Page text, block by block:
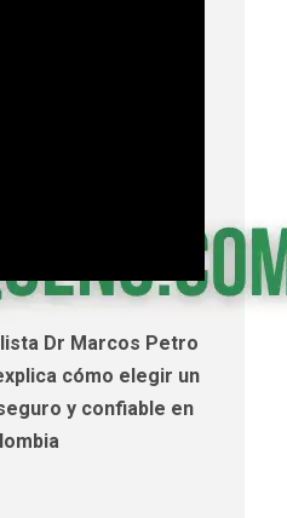
Dr Marcos Petro
cómo elegir un
y confiable en